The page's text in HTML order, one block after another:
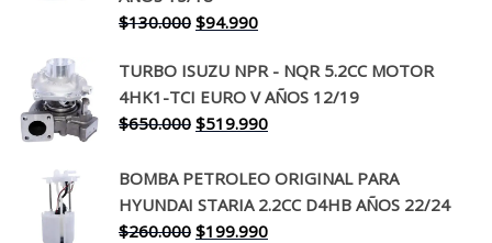
$130.000 El
original
era:
$130.000.
$94.990El
actual
es:
$94.990.
TURBO ISUZU NPR - NQR 5.2CC MOTOR
4HK1-TCI EURO V AÑOS 12/19
$650.000 El
original
era:
$650.000.
$519.990El
actual
es:
$519.990.
BOMBA PETROLEO ORIGINAL PARA
HYUNDAI STARIA 2.2CC D4HB AÑOS 22/24
$260.000 El
$199.990El